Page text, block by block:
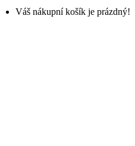
Váš nákupní košík je prázdný!